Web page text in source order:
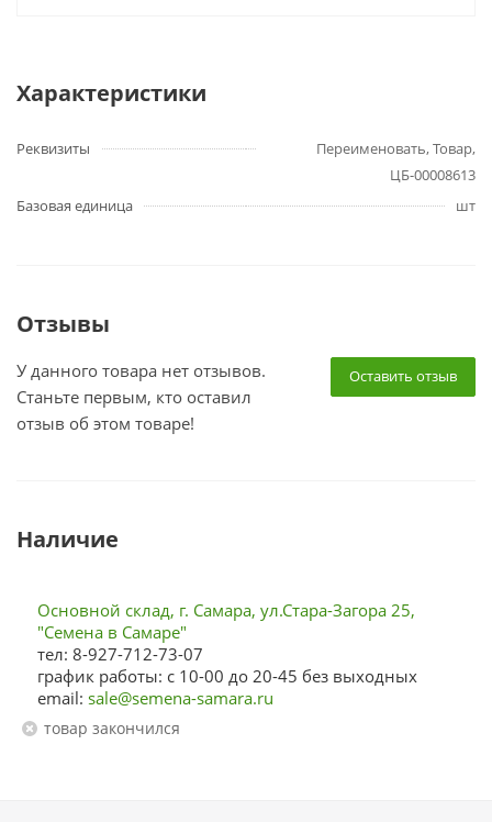
Характеристики
Реквизиты
Переименовать, Товар,
ЦБ-00008613
Базовая единица
шт
Отзывы
Оставить отзыв
У данного товара нет отзывов.
Станьте первым, кто оставил
отзыв об этом товаре!
Наличие
Основной склад, г. Самара, ул.Стара-Загора 25,
"Семена в Самаре"
тел: 8-927-712-73-07
график работы: с 10-00 до 20-45 без выходных
email: sale@semena-samara.ru
Товар закончился